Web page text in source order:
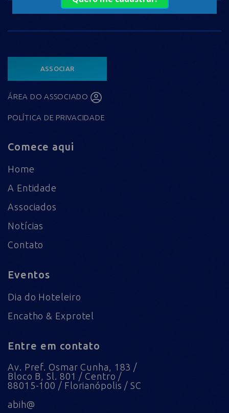
ASSOCIAR
ÁREA DO ASSOCIADO
POLÍTICA DE PRIVACIDADE
Comece aqui
Home
A Entidade
Associados
Notícias
Contato
Eventos
Dia do Hoteleiro
Encatho & Exprotel
Entre em contato
Av. Pref. Osmar Cunha, 183 /
Bloco B, Sl. 801 / Centro /
88015-100 / Florianópolis / SC
abih@